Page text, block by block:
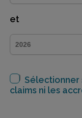
et
Sélectionner
claims ni les